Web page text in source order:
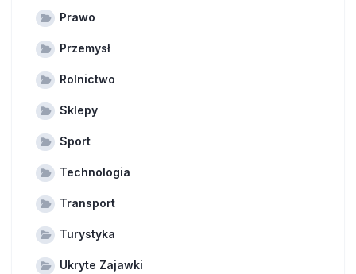
Prawo
Przemysł
Rolnictwo
Sklepy
Sport
Technologia
Transport
Turystyka
Ukryte Zajawki